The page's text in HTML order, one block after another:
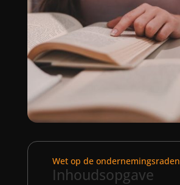
Wet op de ondernemingsraden
Inhoudsopgave